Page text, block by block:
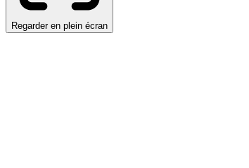
Regarder en plein écran